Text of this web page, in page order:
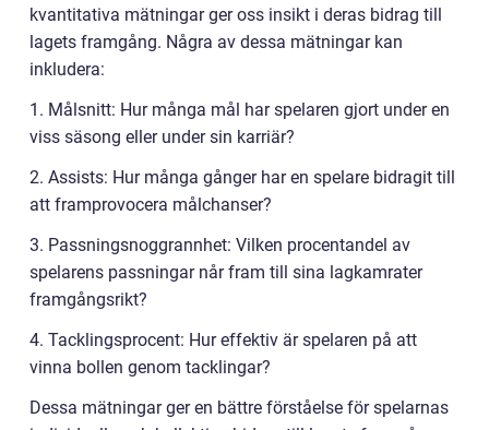
kvantitativa mätningar ger oss insikt i deras bidrag till
lagets framgång. Några av dessa mätningar kan
inkludera:
1. Målsnitt: Hur många mål har spelaren gjort under en
viss säsong eller under sin karriär?
2. Assists: Hur många gånger har en spelare bidragit till
att framprovocera målchanser?
3. Passningsnoggrannhet: Vilken procentandel av
spelarens passningar når fram till sina lagkamrater
framgångsrikt?
4. Tacklingsprocent: Hur effektiv är spelaren på att
vinna bollen genom tacklingar?
Dessa mätningar ger en bättre förståelse för spelarnas